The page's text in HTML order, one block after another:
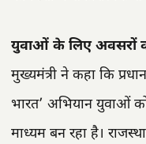
युवाओं के लिए अवसरों
मुख्यमंत्री ने कहा कि
भारत’ अभियान युवाओं
माध्यम बन रहा है।